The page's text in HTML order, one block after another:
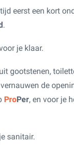
eerst een kort
.
je klaar.
gootstenen,
de
ProPer, en voor je
sanitair.